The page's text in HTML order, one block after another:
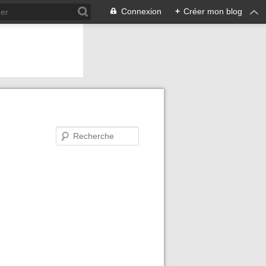
Connexion + Créer mon blog